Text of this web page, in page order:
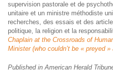
supervision pastorale et de
unitaire et un ministre méthodiste
recherches, des essais et des
politique, la religion et la
Chaplain at the Crossroads of
Minister (who couldn’t be « preyed »
Published in American Herald